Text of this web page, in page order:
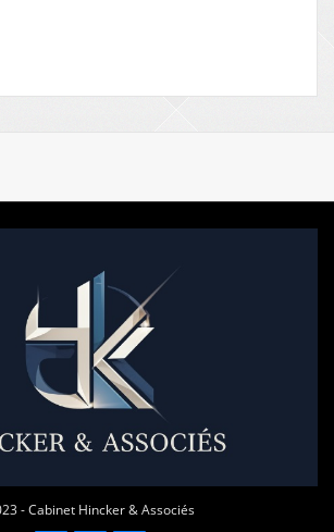
- Cabinet Hincker & Associés